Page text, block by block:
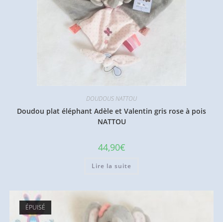
DOUDOUS NATTOU
Doudou plat éléphant Adèle et Valentin gris rose à pois
NATTOU
44,90€
Lire la suite
ÉPUISÉ